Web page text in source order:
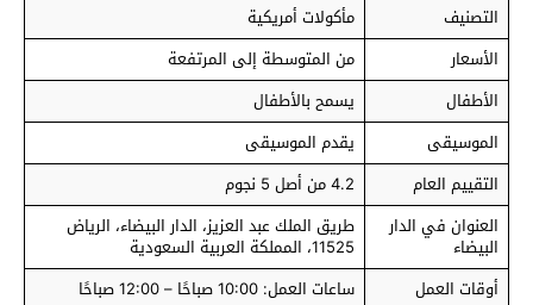
التصنيف
مأكولات أمريكية
الأسعار
من المتوسطة إلى المرتفعة
الأطفال
يسمح بالأطفال
الموسيقى
يقدم الموسيقى
التقييم العام
4.2 من أصل 5 نجوم
العنوان في الدار
البيضاء
طريق الملك عبد العزيز، الدار البيضاء، الرياض
11525، المملكة العربية السعودية
أوقات العمل
ساعات العمل: 10:00 صباحًا – 12:00 صباحًا